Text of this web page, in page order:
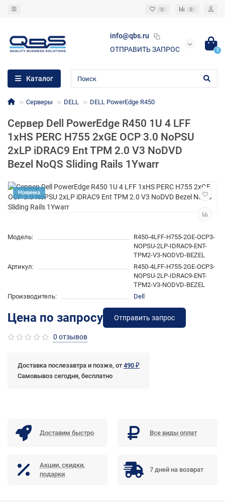
0 0
info@qbs.ru
ОТПРАВИТЬ ЗАПРОС
0
Каталог
Серверы DELL DELL PowerEdge R450
Сервер Dell PowerEdge R450 1U 4 LFF
1xHS PERC H755 2xGE OCP 3.0 NoPSU
2xLP iDRAC9 Ent TPM 2.0 V3 NoDVD
Bezel NoQS Sliding Rails 1Ywarr
Новинка
Модель:
R450-4LFF-H755-2GE-OCP3-
NOPSU-2LP-IDRAC9-ENT-
TPM2-V3-NODVD-BEZEL
Артикул:
R450-4LFF-H755-2GE-OCP3-
NOPSU-2LP-IDRAC9-ENT-
TPM2-V3-NODVD-BEZEL
Производитель:
Dell
Цена по запросу Отправить запрос
0 отзывов
Доставка послезавтра и позже, от490 ₽
Самовывоз сегодня, бесплатно
Доставим быстро Все виды оплат
Акции, скидки,
подарки
7 дней на возврат